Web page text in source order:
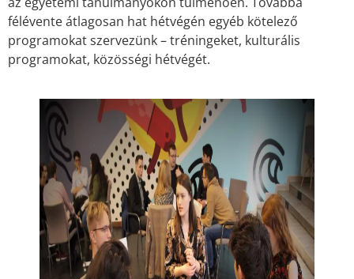
félévente átlagosan hat hétvégén egyéb kötelező
programokat szervezünk – tréningeket, kulturális
programokat, közösségi hétvégét.